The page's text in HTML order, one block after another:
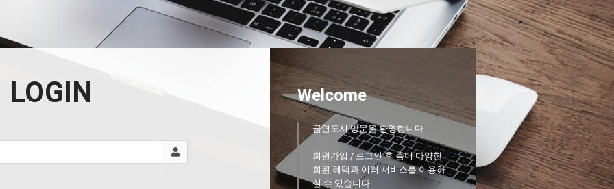
LOGIN Welcome
금연도시 방문을 환영합니다.
회원가입 / 로그인 후 좀더 다양한
회원 혜택과 여러 서비스를 이용하
실 수 있습니다.